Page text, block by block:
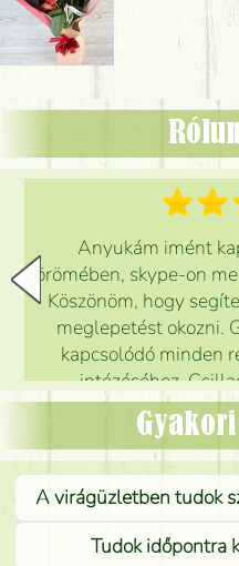
Anyukám imént
örömében, skype-on
Köszönöm, hogy
meglepetést okozni.
kapcsolódó minden
intézéséhez.
A virágüzletben tudok
Tudok időpontra